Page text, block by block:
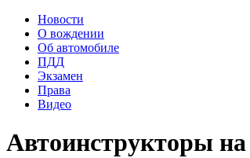
Новости
О вождении
Об автомобиле
ПДД
Экзамен
Права
Видео
Автоинструкторы